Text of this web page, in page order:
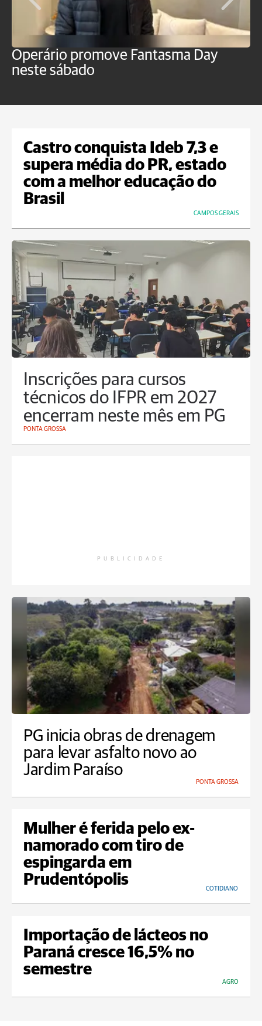
Operário promove Fantasma Day
neste sábado
Castro conquista Ideb 7,3 e
supera média do PR, estado
com a melhor educação do
Brasil
CAMPOS GERAIS
Inscrições para cursos
técnicos do IFPR em 2027
encerram neste mês em PG
PONTA GROSSA
PUBLICIDADE
PG inicia obras de drenagem
para levar asfalto novo ao
Jardim Paraíso
PONTA GROSSA
Mulher é ferida pelo ex-
namorado com tiro de
espingarda em
Prudentópolis
COTIDIANO
Importação de lácteos no
Paraná cresce 16,5% no
semestre
AGRO